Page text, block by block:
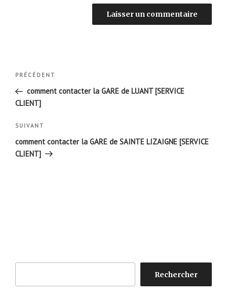
Navigation
l’article
Article
précédent
PRÉCÉDENT
comment contacter la GARE de LUANT [SERVICE
CLIENT]
Article
suivant
SUIVANT
comment contacter la GARE de SAINTE LIZAIGNE [SERVICE
CLIENT]
Rechercher